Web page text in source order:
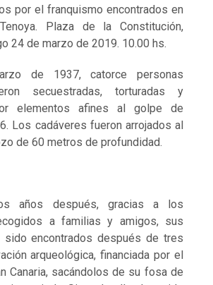
por el franquismo encontrados en
Plaza de la Constitución,
24 de marzo de 2019. 10.00 hs.
de 1937, catorce personas
secuestradas, torturadas y
elementos afines al golpe de
Los cadáveres fueron arrojados al
de 60 metros de profundidad.
años después, gracias a los
a familias y amigos, sus
sido encontrados después de tres
arqueológica, financiada por el
Canaria, sacándolos de su fosa de